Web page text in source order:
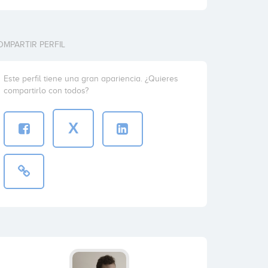
PERFIL
Este perfil tiene una gran apariencia. ¿Quieres
compartirlo con todos?
X